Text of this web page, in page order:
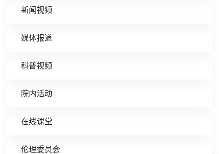
新闻视频
媒体报道
科普视频
院内活动
在线课堂
伦理委员会